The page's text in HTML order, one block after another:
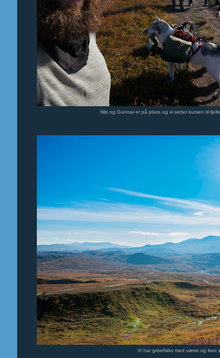
Nils og Gunnar er på plass og vi setter kursen til
Vi har griseflaks med været og livet